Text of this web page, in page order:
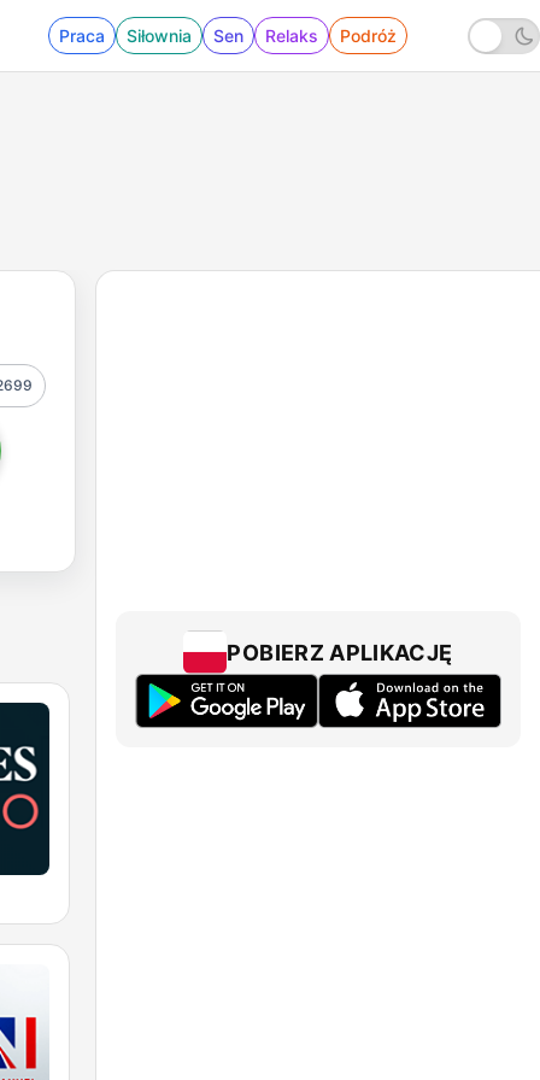
Praca Siłownia Sen Relaks Podróż
POBIERZ APLIKACJĘ